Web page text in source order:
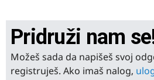
Pridruži nam
Možeš sada da napišeš svoj
registruješ. Ako imaš nalog,